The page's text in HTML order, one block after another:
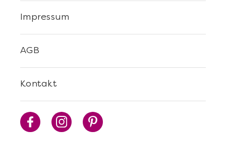
Kontakt
AGB
Impressum